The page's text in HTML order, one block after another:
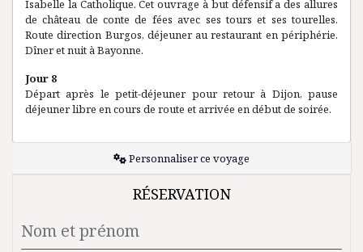
Isabelle la Catholique. Cet ouvrage à but défensif a des allures
de château de conte de fées avec ses tours et ses tourelles.
Route direction Burgos, déjeuner au restaurant en périphérie.
Dîner et nuit à Bayonne.
Jour 8
Départ après le petit-déjeuner pour retour à Dijon, pause
déjeuner libre en cours de route et arrivée en début de soirée.
Personnaliser ce voyage
RÉSERVATION